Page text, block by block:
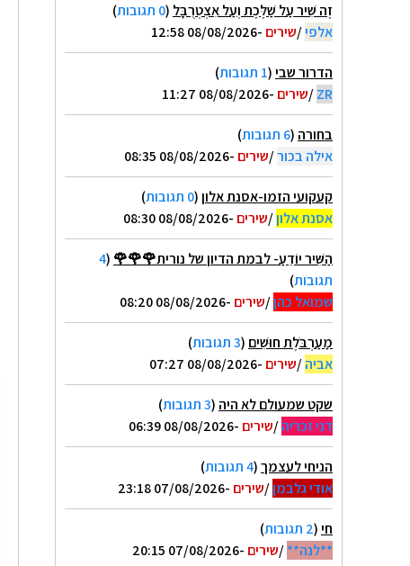
זֶה שִׁיר עַל שַׁלֶּכֶת וְעַל אִצְטְרֻבָּל (0 תגובות
)
אלפי/שירים -08/08/2026 12:58
הדרור שבי(1 תגובות
)
ZR
/שירים -08/08/2026 11:27
בחורה (6 תגובות
)
אילה בכור/שירים -08/08/2026 08:35
קעקועי הזמו-אסנת אלון(0 תגובות
)
אסנת אלון/שירים -08/08/2026 08:30
הַשִּׁיר יוֹדֵעַ- לבמת הדיון של נורית🌹🌹🌹 (
4
תגובות)
שמואל כהן/שירים -08/08/2026 08:20
מַעַרְבֹּלֶת חוּשִׁים (3 תגובות
)
אביה/שירים -08/08/2026 07:27
שקט שמעולם לא היה (3 תגובות
)
דני זכריה/שירים -08/08/2026 06:39
הניחי לעצמך(4 תגובות
)
אודי גלבמן/שירים -07/08/2026 23:18
חי(2 תגובות
)
**לנה**/שירים -07/08/2026 20:15